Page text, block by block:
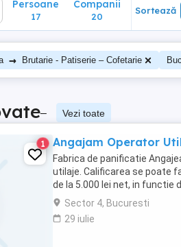
Persoane
17
Companii
20
Sortează
→ Brutarie - Patiserie – Cofetarie
– Vezi toate
1 Angajam Operator
Fabrica de panificatie
utilaje. Calificarea se poate
de la 5.000 lei net, in functie
Sector 4, Bucuresti
29 iulie